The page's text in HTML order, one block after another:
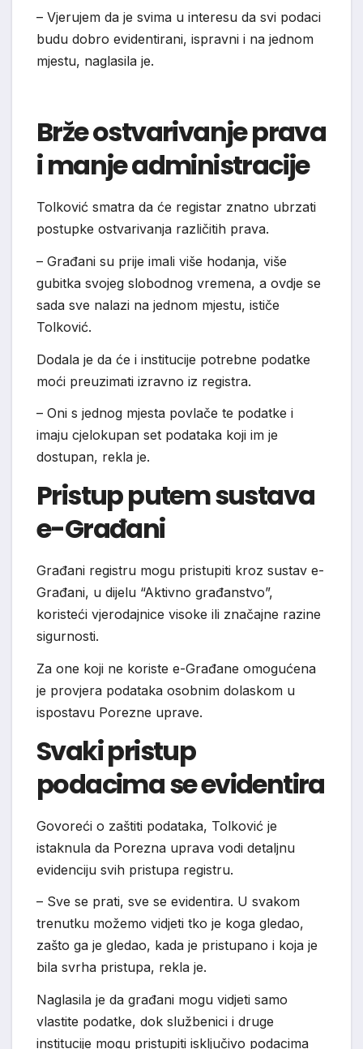
– Vjerujem da je svima u interesu da svi podaci
budu dobro evidentirani, ispravni i na jednom
mjestu, naglasila je.
Brže ostvarivanje prava
i manje administracije
Tolković smatra da će registar znatno ubrzati
postupke ostvarivanja različitih prava.
– Građani su prije imali više hodanja, više
gubitka svojeg slobodnog vremena, a ovdje se
sada sve nalazi na jednom mjestu, ističe
Tolković.
Dodala je da će i institucije potrebne podatke
moći preuzimati izravno iz registra.
– Oni s jednog mjesta povlače te podatke i
imaju cjelokupan set podataka koji im je
dostupan, rekla je.
Pristup putem sustava
e-Građani
Građani registru mogu pristupiti kroz sustav e-
Građani, u dijelu “Aktivno građanstvo”,
koristeći vjerodajnice visoke ili značajne razine
sigurnosti.
Za one koji ne koriste e-Građane omogućena
je provjera podataka osobnim dolaskom u
ispostavu Porezne uprave.
Svaki pristup
podacima se evidentira
Govoreći o zaštiti podataka, Tolković je
istaknula da Porezna uprava vodi detaljnu
evidenciju svih pristupa registru.
– Sve se prati, sve se evidentira. U svakom
trenutku možemo vidjeti tko je koga gledao,
zašto ga je gledao, kada je pristupano i koja je
bila svrha pristupa, rekla je.
Naglasila je da građani mogu vidjeti samo
vlastite podatke, dok službenici i druge
institucije mogu pristupiti isključivo podacima